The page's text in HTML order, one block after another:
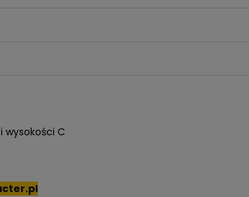
wysokości C